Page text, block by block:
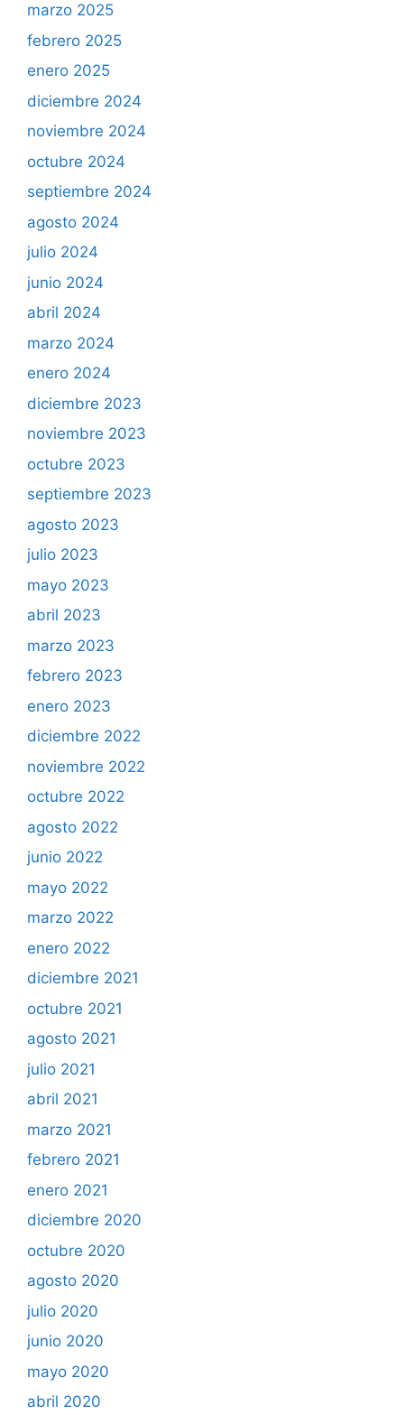
marzo 2025
febrero 2025
enero 2025
diciembre 2024
noviembre 2024
octubre 2024
septiembre 2024
agosto 2024
julio 2024
junio 2024
abril 2024
marzo 2024
enero 2024
diciembre 2023
noviembre 2023
octubre 2023
septiembre 2023
agosto 2023
julio 2023
mayo 2023
abril 2023
marzo 2023
febrero 2023
enero 2023
diciembre 2022
noviembre 2022
octubre 2022
agosto 2022
junio 2022
mayo 2022
marzo 2022
enero 2022
diciembre 2021
octubre 2021
agosto 2021
julio 2021
abril 2021
marzo 2021
febrero 2021
enero 2021
diciembre 2020
octubre 2020
agosto 2020
julio 2020
junio 2020
mayo 2020
abril 2020